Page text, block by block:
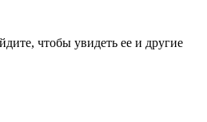
чтобы увидеть ее и другие